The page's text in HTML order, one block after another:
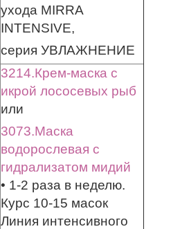
ухода MIRRA
INTENSIVE,
серия УВЛАЖНЕНИЕ
3214.Крем-маска с
икрой лососевых рыб
или
3073.Маска
водорослевая с
гидрализатом мидий
• 1-2 раза в неделю.
Курс 10-15 масок
Линия интенсивного